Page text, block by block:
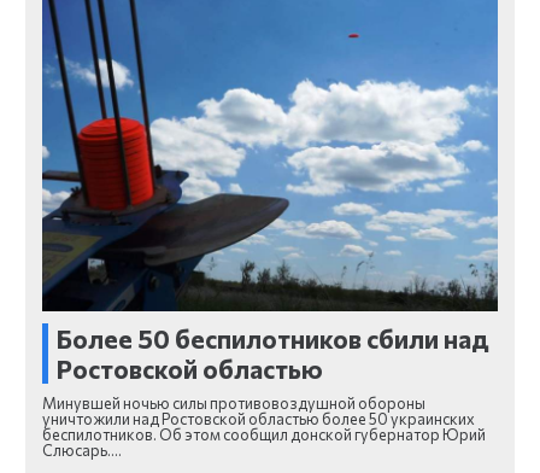
Более 50 беспилотников сбили над
Ростовской областью
Минувшей ночью силы противовоздушной обороны
уничтожили над Ростовской областью более 50 украинских
беспилотников. Об этом сообщил донской губернатор Юрий
Слюсарь.…